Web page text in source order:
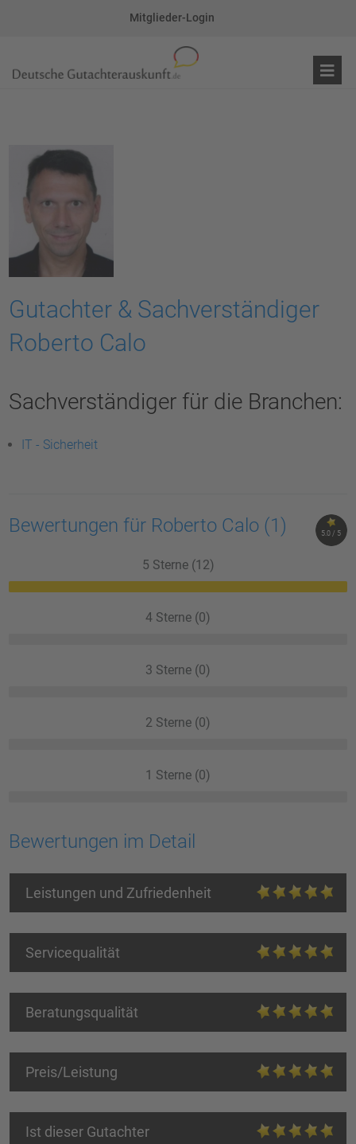
Mitglieder-Login
Gutachter & Sachverständiger
Roberto Calo
Sachverständiger für die Branchen:
IT - Sicherheit
5.0 / 5
Bewertungen für Roberto Calo (1)
5 Sterne (12)
4 Sterne (0)
3 Sterne (0)
2 Sterne (0)
1 Sterne (0)
Bewertungen im Detail
Leistungen und Zufriedenheit
Servicequalität
Beratungsqualität
Preis/Leistung
Ist dieser Gutachter